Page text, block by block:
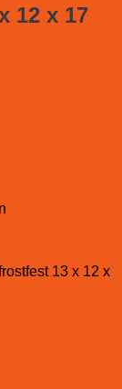
12 x 17
13 x 12 x